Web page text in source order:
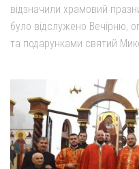
Оголошення
Трансляції
відзначили храмовий
було відслужено Вечірню,
та подарунками святий